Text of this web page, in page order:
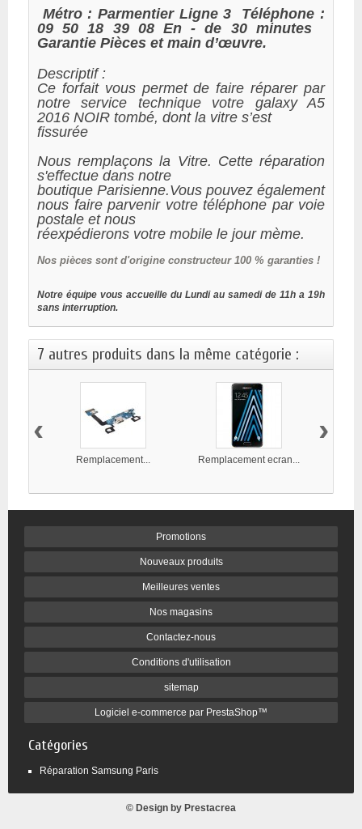
Métro : Parmentier Ligne 3
Téléphone :
09 50 18 39 08 En - de 30 minutes
Garantie Pièces et main d’œuvre.
Descriptif :
Ce forfait vous permet de faire réparer par
notre service technique votre galaxy A5
2016 NOIR tombé, dont la vitre s’est
fissurée
Nous remplaçons la Vitre. Cette réparation
s'effectue dans notre
boutique Parisienne.Vous pouvez également
nous faire parvenir votre téléphone par voie
postale et nous
réexpédierons votre mobile le jour mème.
Nos pièces sont d'origine constructeur 100 % garanties !
Notre équipe vous accueille du Lundi au samedi de 11h a 19h
sans interruption.
7 autres produits dans la même catégorie :
Remplacement... Remplacement ecran...
‹ ›
Promotions
Nouveaux produits
Meilleures ventes
Nos magasins
Contactez-nous
Conditions d'utilisation
sitemap
Logiciel e-commerce par PrestaShop™
Catégories
Réparation Samsung Paris
© Design by Prestacrea